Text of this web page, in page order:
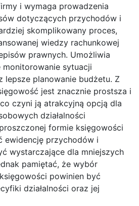
i wymaga prowadzenia
dotyczących przychodów i
skomplikowany proces,
wiedzy rachunkowej
prawnych. Umożliwia
monitorowanie sytuacji
lepsze planowanie budżetu. Z
jest znacznie prostsza i
czyni ją atrakcyjną opcją dla
działalności
formie księgowości
ewidencję przychodów i
wystarczające dla mniejszych
pamiętać, że wybór
powinien być
działalności oraz jej